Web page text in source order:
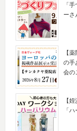
「
ーさ
【
の手
会の
【
「